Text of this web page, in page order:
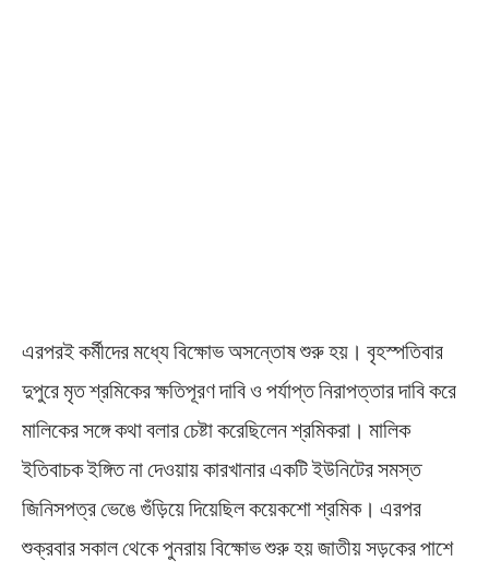
এরপরই কর্মীদের মধ্যে বিক্ষোভ অসন্তোষ শুরু হয়। বৃহস্পতিবার
দুপুরে মৃত শ্রমিকের ক্ষতিপূরণ দাবি ও পর্যাপ্ত নিরাপত্তার দাবি করে
মালিকের সঙ্গে কথা বলার চেষ্টা করেছিলেন শ্রমিকরা। মালিক
ইতিবাচক ইঙ্গিত না দেওয়ায় কারখানার একটি ইউনিটের সমস্ত
জিনিসপত্র ভেঙে গুঁড়িয়ে দিয়েছিল কয়েকশো শ্রমিক। এরপর
শুক্রবার সকাল থেকে পুনরায় বিক্ষোভ শুরু হয় জাতীয় সড়কের পাশে